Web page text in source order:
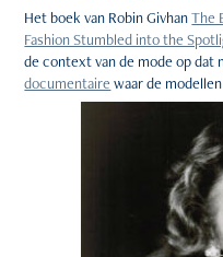
Het boek van Robin GivhanThe
Fashion Stumbled into the
de context van de mode op dat
documentaire waar de